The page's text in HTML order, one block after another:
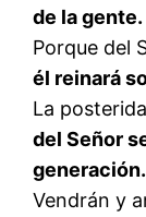
de la gente.
Porque del
él reinará
La
del Señor
generación.
Vendrán y